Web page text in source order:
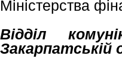
Міністерства
Відділ
Закарпатській